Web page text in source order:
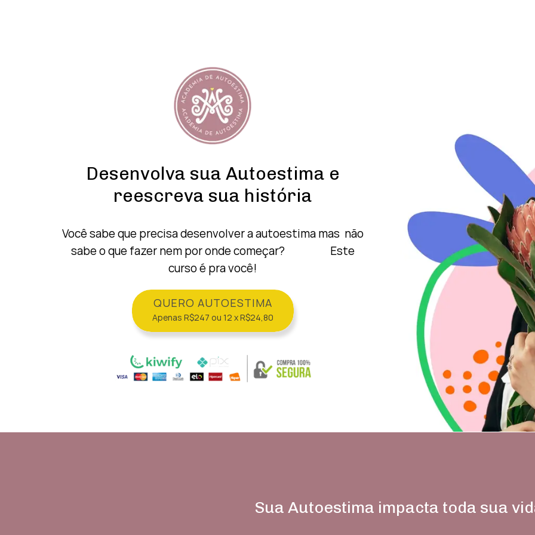
Desenvolva sua Autoestima e
reescreva sua história
Você sabe que precisa desenvolver a autoestima mas não
sabe o que fazer nem por onde começar? Este
curso é pra você!
QUERO AUTOESTIMA
Apenas R$247 ou 12 x R$24,80
Sua Autoestima impacta toda sua